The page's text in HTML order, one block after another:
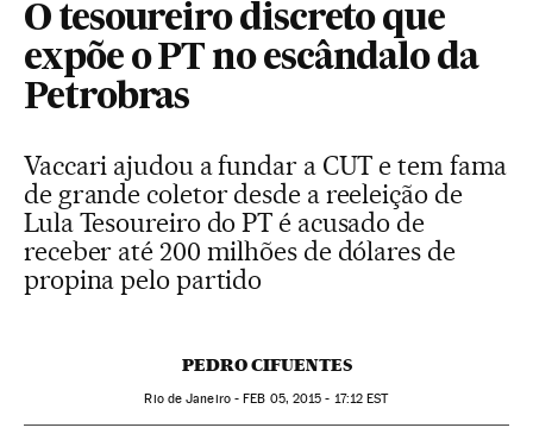
O tesoureiro discreto que
expõe o PT no escândalo da
Petrobras
Vaccari ajudou a fundar a CUT e tem fama
de grande coletor desde a reeleição de
Lula Tesoureiro do PT é acusado de
receber até 200 milhões de dólares de
propina pelo partido
PEDRO CIFUENTES
Rio de Janeiro -FEB 05, 2015 - 17:12 EST